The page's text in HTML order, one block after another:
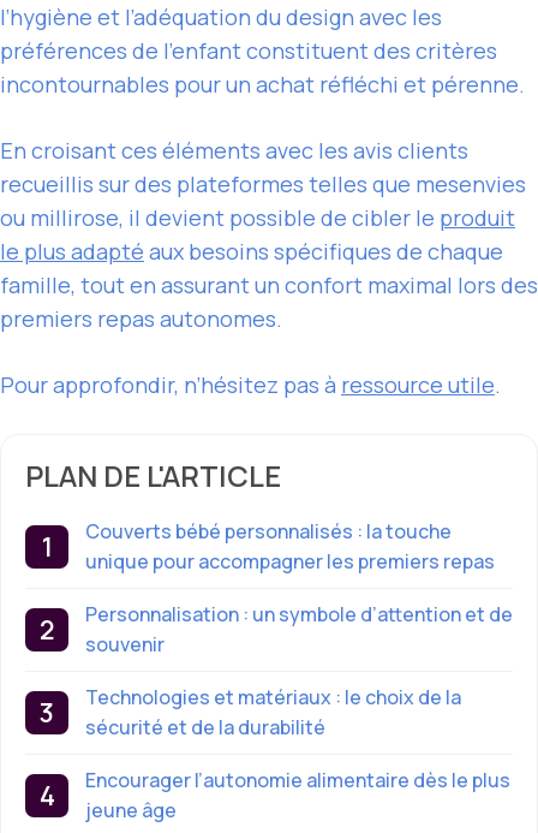
l’hygiène et l’adéquation du design avec les
préférences de l’enfant constituent des critères
incontournables pour un achat réfléchi et pérenne.
En croisant ces éléments avec les avis clients
recueillis sur des plateformes telles que mesenvies
ou millirose, il devient possible de cibler le produit
le plus adapté aux besoins spécifiques de chaque
famille, tout en assurant un confort maximal lors des
premiers repas autonomes.
Pour approfondir, n’hésitez pas à ressource utile.
PLAN DE L'ARTICLE
Couverts bébé personnalisés : la touche
unique pour accompagner les premiers repas
Personnalisation : un symbole d’attention et de
souvenir
Technologies et matériaux : le choix de la
sécurité et de la durabilité
Encourager l’autonomie alimentaire dès le plus
jeune âge